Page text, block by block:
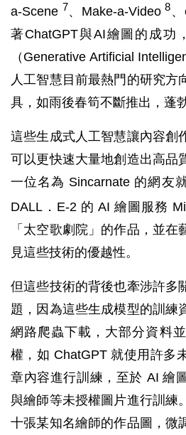
a-Scene 7、Make-a-Video8
著ChatGPT與AI繪圖的成功
（Generative Artificial
人工智慧目前最熱門的研究方
具，如雨後春筍不斷推出，蓬
這些生成式人工智慧讓內容創
可以更快速大量地創造出高品
一位名為 Sincarnate 的網友
DALL．E-2 的 AI 繪圖服務
「太空歌劇院」的作品，並
見這些技術的優越性。
但這些技術的背後也牽涉許多
題，因為這些生成模型的訓練
網路爬蟲下載，大部分資料
權，如 ChatGPT 就使用許多
章內容進行訓練，至於 AI 繪
與繪師等未授權圖片進行訓練
十張某知名繪師的作品圖，微